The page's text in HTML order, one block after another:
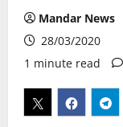
Mandar News
28/03/2020
1 minute read